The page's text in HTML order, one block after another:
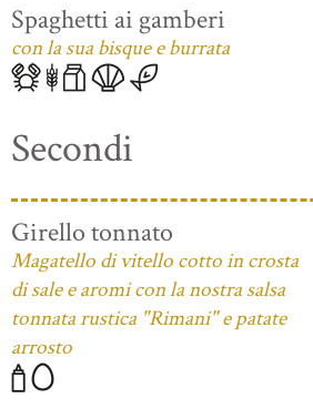
Spaghetti ai gamberi
con la sua bisque e burrata
Secondi
Girello tonnato
Magatello di vitello cotto in crosta
di sale e aromi con la nostra salsa
tonnata rustica "Rimani" e patate
arrosto